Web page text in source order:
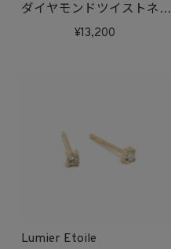
ダイヤモンドツイストネッ
クレス(ピンクゴールド)
13,200
Lumier Etoile